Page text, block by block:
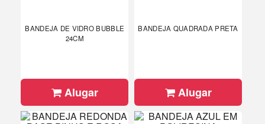
BANDEJA DE VIDRO BUBBLE
24CM
Alugar
BANDEJA QUADRADA PRETA
Alugar